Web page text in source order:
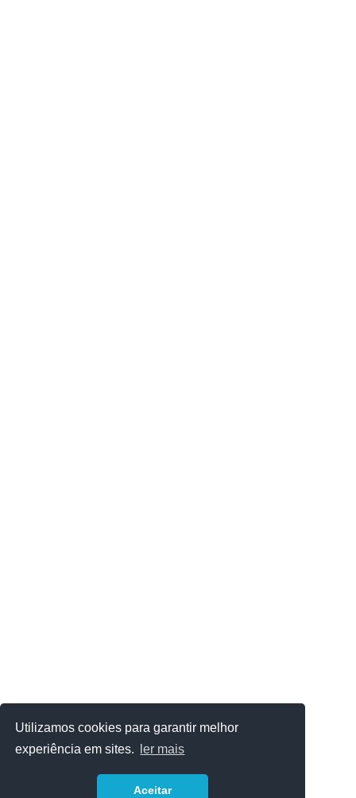
Utilizamos cookies para garantir melhor
experiência em sites.
ler mais
Aceitar